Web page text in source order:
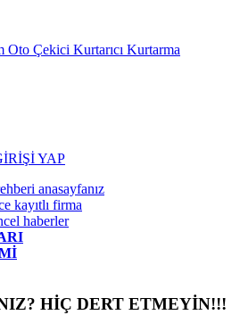
YAP
anasayfanız
kayıtlı firma
haberler
? HİÇ DERT ETMEYİN!!!